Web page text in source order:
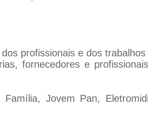
profissionais e dos
fornecedores e
Jovem Pan,